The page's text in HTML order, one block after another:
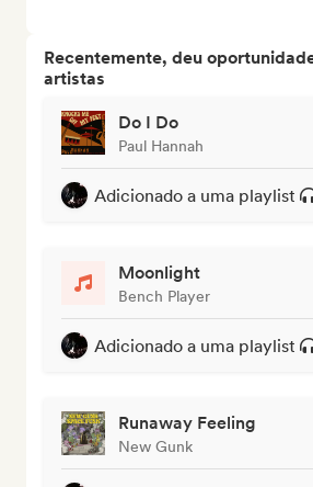
Recentemente, deu
artistas
Do I Do
Paul Hannah
Adicionado a uma playlist
Moonlight
Bench Player
Adicionado a uma playlist
Runaway Feeling
New Gunk